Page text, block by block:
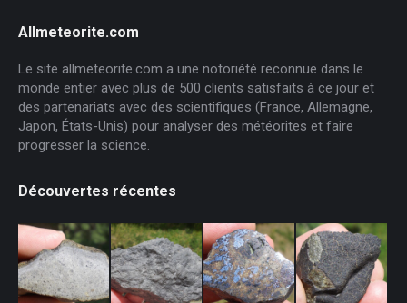
Allmeteorite.com
Le site allmeteorite.com a une notoriété reconnue dans le
monde entier avec plus de 500 clients satisfaits à ce jour et
des partenariats avec des scientifiques (France, Allemagne,
Japon, États-Unis) pour analyser des météorites et faire
progresser la science.
Découvertes récentes